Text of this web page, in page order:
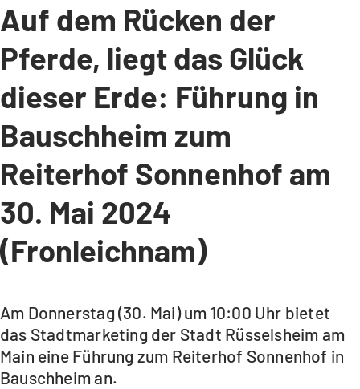
Auf dem Rücken der
Pferde, liegt das Glück
dieser Erde: Führung in
Bauschheim zum
Reiterhof Sonnenhof am
30. Mai 2024
(Fronleichnam)
Am Donnerstag (30. Mai) um 10:00 Uhr bietet
das Stadtmarketing der Stadt Rüsselsheim am
Main eine Führung zum Reiterhof Sonnenhof in
Bauschheim an.